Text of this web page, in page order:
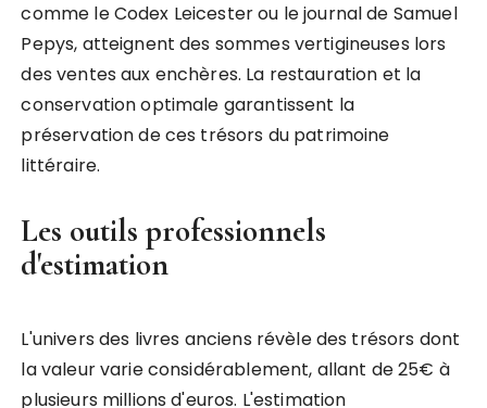
comme le Codex Leicester ou le journal de Samuel
Pepys, atteignent des sommes vertigineuses lors
des ventes aux enchères. La restauration et la
conservation optimale garantissent la
préservation de ces trésors du patrimoine
littéraire.
Les outils professionnels
d'estimation
L'univers des livres anciens révèle des trésors dont
la valeur varie considérablement, allant de 25€ à
plusieurs millions d'euros. L'estimation